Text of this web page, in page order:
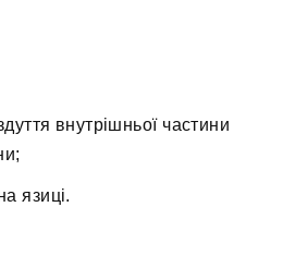
внутрішньої частини
язиці.